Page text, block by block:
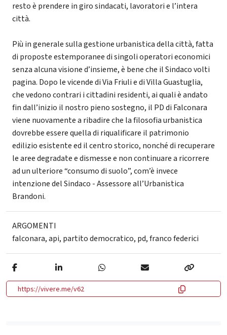
resto è prendere in giro sindacati, lavoratori e l’intera
città.
Più in generale sulla gestione urbanistica della città, fatta
di proposte estemporanee di singoli operatori economici
senza alcuna visione d’insieme, è bene che il Sindaco volti
pagina. Dopo le vicende di Via Friuli e di Villa Guastuglia,
che vedono contrari i cittadini residenti, ai quali è andato
fin dall’inizio il nostro pieno sostegno, il PD di Falconara
viene nuovamente a ribadire che la filosofia urbanistica
dovrebbe essere quella di riqualificare il patrimonio
edilizio esistente ed il centro storico, nonché di recuperare
le aree degradate e dismesse e non continuare a ricorrere
ad un ulteriore “consumo di suolo”, com’è invece
intenzione del Sindaco - Assessore all’Urbanistica
Brandoni.
ARGOMENTI
falconara,api, partito democratico, pd,franco federici
https://vivere.me/v62